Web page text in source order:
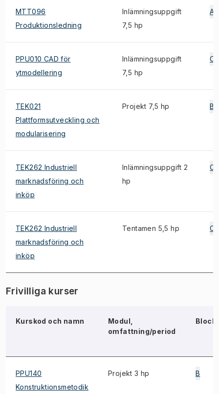
MTT096
Produktionsledning
Inlämningsuppgift
7,5 hp
A
PPU010 CAD för
ytmodellering
Inlämningsuppgift
7,5 hp
C
TEK021
Plattformsutveckling och
modularisering
Projekt 7,5 hp B
TEK262 Industriell
marknadsföring och
inköp
Inlämningsuppgift 2
hp
C
TEK262 Industriell
marknadsföring och
inköp
Tentamen 5,5 hp C
Frivilliga kurser
Kurskod och namn
Modul,
omfattning/period
Block
PPU140
Konstruktionsmetodik
Projekt 3 hp B